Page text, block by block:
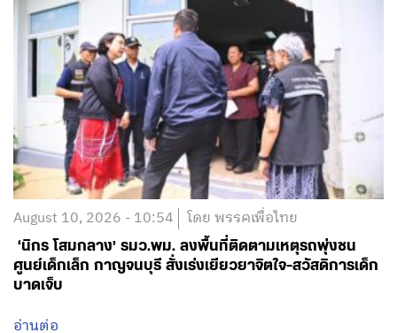
August 10, 2026 - 10:54 โดย พรรคเพื่อไทย
‘นิกร โสมกลาง’ รมว.พม. ลงพื้นที่ติดตามเหตุรถพุ่งชน
ศูนย์เด็กเล็ก กาญจนบุรี สั่งเร่งเยียวยาจิตใจ-สวัสดิการเด็ก
บาดเจ็บ
อ่านต่อ